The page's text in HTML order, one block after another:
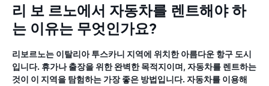
리 보 르노에서 자동차를 렌트해야 하
는 이유는 무엇인가요?
리보르노는 이탈리아 투스카니 지역에 위치한 아름다운 항구 도시
입니다. 휴가나 출장을 위한 완벽한 목적지이며, 자동차를 렌트하는
것이 이 지역을 탐험하는 가장 좋은 방법입니다. 자동차를 이용해